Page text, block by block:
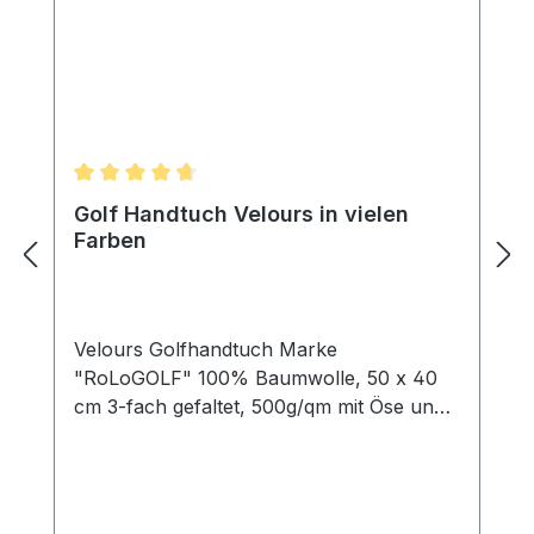
Durchschnittliche Bewertung von 4.75 von 5
Golf Handtuch Velours in vielen
Farben
Velours Golfhandtuch Marke
"RoLoGOLF" 100% Baumwolle, 50 x 40
cm 3-fach gefaltet, 500g/qm mit Öse und